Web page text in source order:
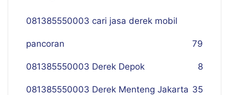
081385550003 cari jasa derek mobil
pancoran 79
081385550003 Derek Depok 8
081385550003 Derek Menteng Jakarta 35